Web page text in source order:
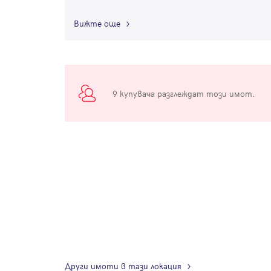
Вижте още
9 купувача разглеждат този имот.
Други имоти в тази локация